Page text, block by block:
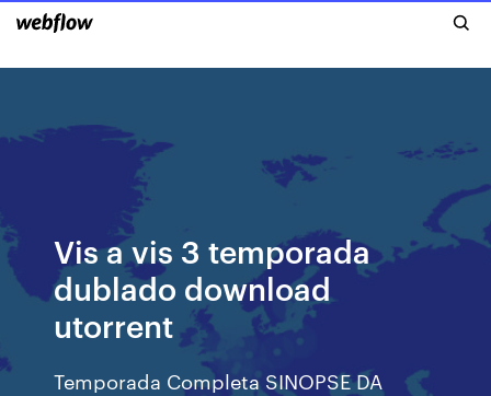
Vis a vis 3 temporada
dublado download
utorrent
Temporada Completa SINOPSE DA